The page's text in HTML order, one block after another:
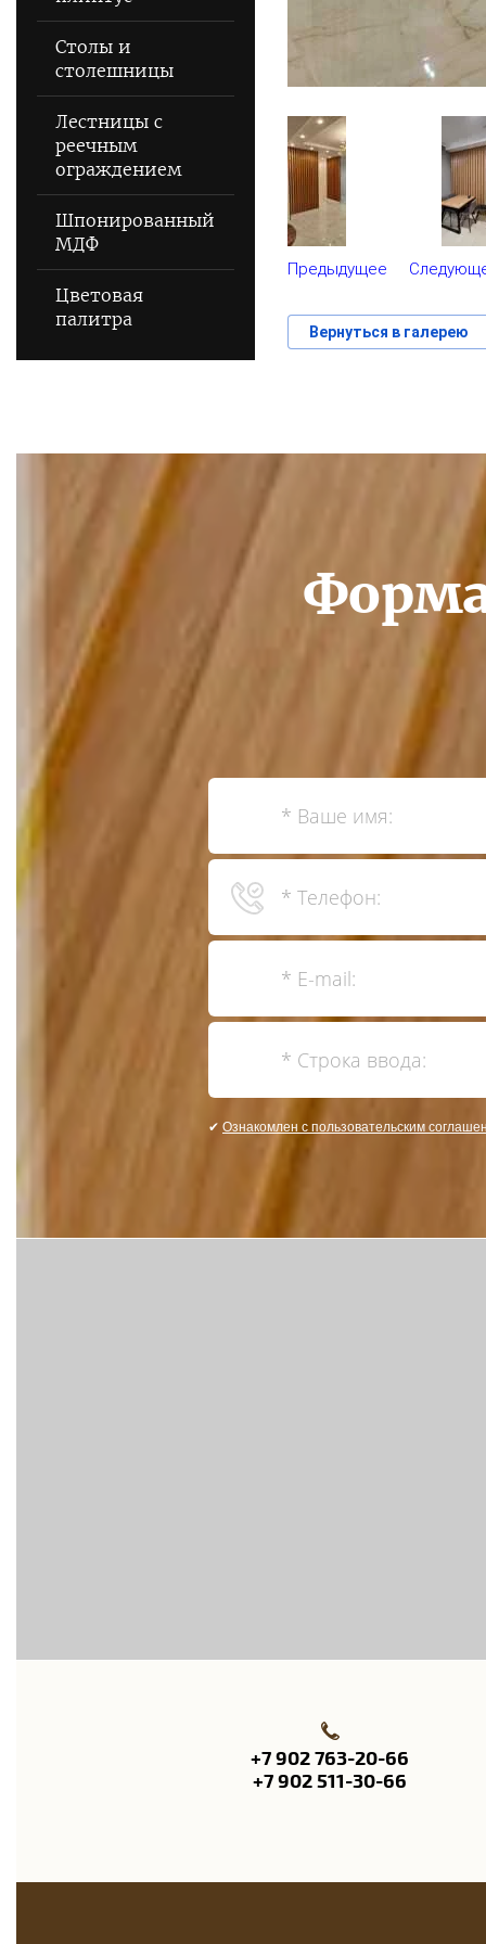
Столы и
столешницы
Лестницы с
реечным
ограждением
Шпонированный
МДФ
Цветовая
палитра
Предыдущее
Вернуться в галерею
✔ Ознакомлен с пользовательским
+7 902 763-20-66
+7 902 511-30-66